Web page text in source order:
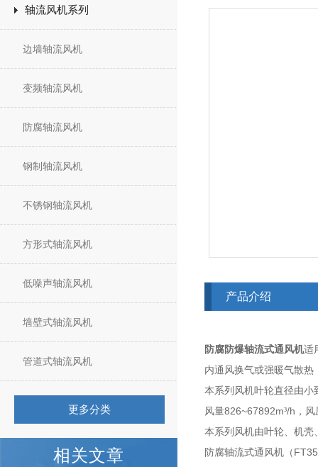
轴流风机系列
边墙轴流风机
变频轴流风机
防腐轴流风机
钢制轴流风机
不锈钢轴流风机
方形式轴流风机
低噪声轴流风机
墙壁式轴流风机
管道式轴流风机
更多分类
相关文章
产品介绍
防腐防爆轴流式通风机适
内通风换气或强暖气散
本系列风机叶轮直径由小
风量826~67892m³/h ，
本系列风机由叶轮、机壳
防腐轴流式通风机（